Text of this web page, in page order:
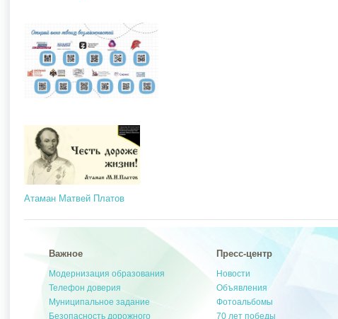
Атаман Матвей Платов
Важное
Модернизация образования
Телефон доверия
Муниципальное задание
Безопасность дорожного
Пресс-центр
Новости
Объявления
Фотоальбомы
70 лет победы